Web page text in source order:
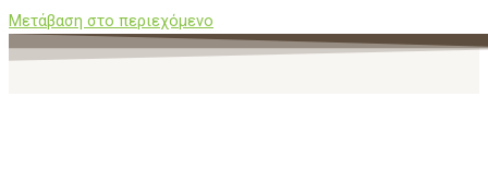
Μετάβαση στο περιεχόμενο